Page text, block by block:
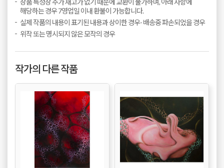
해당하는 경우 7영업일 이내 환불이 가능합니다.
실제 작품의 내용이 표기된 내용과 상이한 경우- 배송중 파손되었을 경우
위작 또는 명시되지 않은 모작의 경우
작가의 다른 작품